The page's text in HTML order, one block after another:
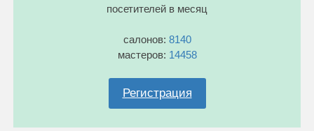
посетителей в месяц
салонов: 8140
мастеров: 14458
Регистрация